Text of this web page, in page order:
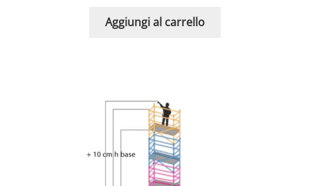
Aggiungi al carrello